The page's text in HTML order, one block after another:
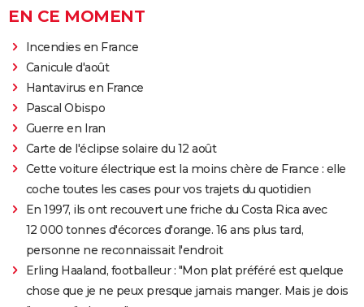
EN CE MOMENT
Incendies en France
Canicule d'août
Hantavirus en France
Pascal Obispo
Guerre en Iran
Carte de l'éclipse solaire du 12 août
Cette voiture électrique est la moins chère de France : elle
coche toutes les cases pour vos trajets du quotidien
En 1997, ils ont recouvert une friche du Costa Rica avec
12 000 tonnes d'écorces d'orange. 16 ans plus tard,
personne ne reconnaissait l'endroit
Erling Haaland, footballeur : "Mon plat préféré est quelque
chose que je ne peux presque jamais manger. Mais je dois